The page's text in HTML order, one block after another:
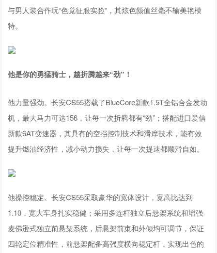
与男人装合作玩“色觉征服实验”，其炫色颜值丝毫不输美艳模
特。
他是你的勇猛骑士，越折腾越来“劲”！
他力量强劲。长安CS55搭载了BlueCore新款1.5T全铝合金发动
机，最大马力可达156，让每一次折腾都有“劲”；搭配进口爱信
新款6AT变速器，其具有的空挡控制技术和滑摩技术，能有效
提升燃油经济性，减小动力损失，让每一次提速都顺滑自如。
他操控稳定。长安CS55采取豪华的宽体设计，宽高比达到
1.10，宽大车身扎实稳健；采用多连杆独立后悬架系统和增强
麦佛逊式独立前悬架系统，后悬架前束和外倾均可调节，保证
四轮定位精准性，前悬架配备高强度横向稳定杆，实现出色的